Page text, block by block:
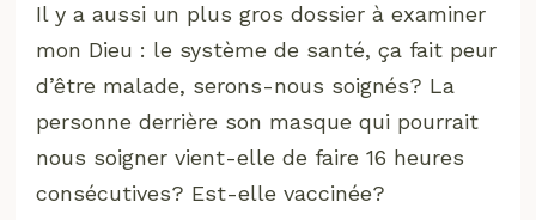
Il y a aussi un plus gros dossier à examiner
mon Dieu : le système de santé, ça fait peur
d’être malade, serons-nous soignés? La
personne derrière son masque qui pourrait
nous soigner vient-elle de faire 16 heures
consécutives? Est-elle vaccinée?